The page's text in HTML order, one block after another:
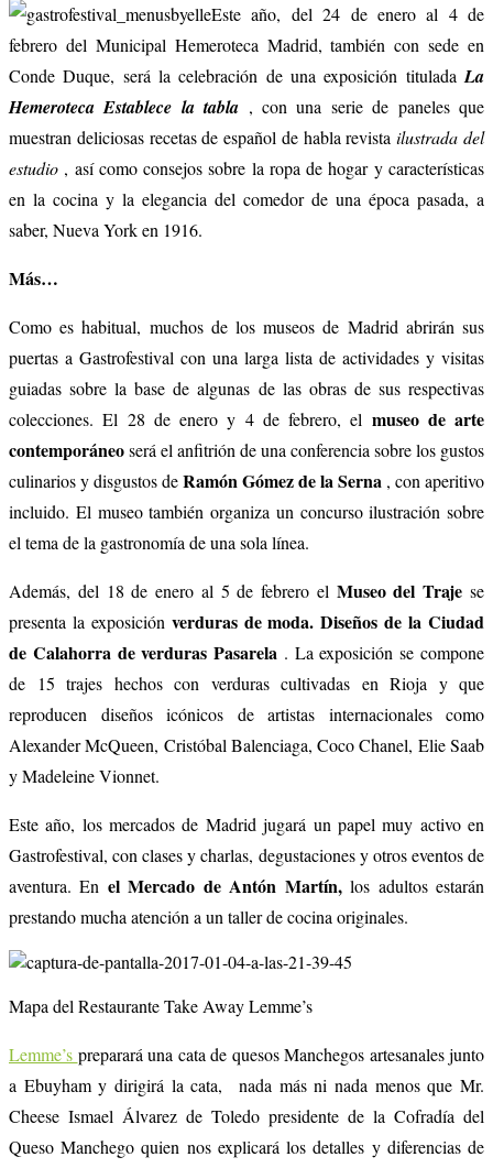
Este año, del 24 de enero al 4 de
febrero del Municipal Hemeroteca Madrid, también con sede en
Conde Duque, será la celebración de una exposición titulada La
Hemeroteca Establece la tabla , con una serie de paneles que
muestran deliciosas recetas de español de habla revistailustrada del
estudio , así como consejos sobre la ropa de hogar y características
en la cocina y la elegancia del comedor de una época pasada, a
saber, Nueva York en 1916.
Más…
Como es habitual, muchos de los museos de Madrid abrirán sus
puertas a Gastrofestival con una larga lista de actividades y visitas
guiadas sobre la base de algunas de las obras de sus respectivas
colecciones. El 28 de enero y 4 de febrero, el museo de arte
contemporáneoserá el anfitrión de una conferencia sobre los gustos
culinarios y disgustos deRamón Gómez de la Serna , con aperitivo
incluido. El museo también organiza un concurso ilustración sobre
el tema de la gastronomía de una sola línea.
Además, del 18 de enero al 5 de febrero el Museo del Traje se
presenta la exposición verduras de moda. Diseños de la Ciudad
de Calahorra de verduras Pasarela . La exposición se compone
de 15 trajes hechos con verduras cultivadas en Rioja y que
reproducen diseños icónicos de artistas internacionales como
Alexander McQueen, Cristóbal Balenciaga, Coco Chanel, Elie Saab
y Madeleine Vionnet.
Este año, los mercados de Madrid jugará un papel muy activo en
Gastrofestival, con clases y charlas, degustaciones y otros eventos de
aventura. En el Mercado de Antón Martín,los adultos estarán
prestando mucha atención a un taller de cocina originales.
Mapa del Restaurante Take Away Lemme’s
Lemme’s preparará una cata de quesos Manchegos artesanales junto
a Ebuyham y dirigirá la cata, nada más ni nada menos que Mr.
Cheese Ismael Álvarez de Toledo presidente de la Cofradía del
Queso Manchego quien nos explicará los detalles y diferencias de